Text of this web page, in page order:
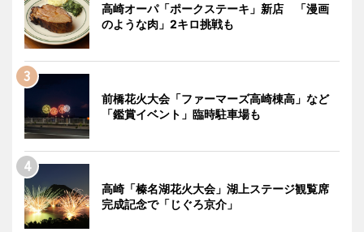
高崎オーパ「ポークステーキ」新店 「漫画
のような肉」2キロ挑戦も
前橋花火大会「ファーマーズ高崎棟高」など
「鑑賞イベント」臨時駐車場も
高崎「榛名湖花火大会」湖上ステージ観覧席
完成記念で「じぐろ京介」